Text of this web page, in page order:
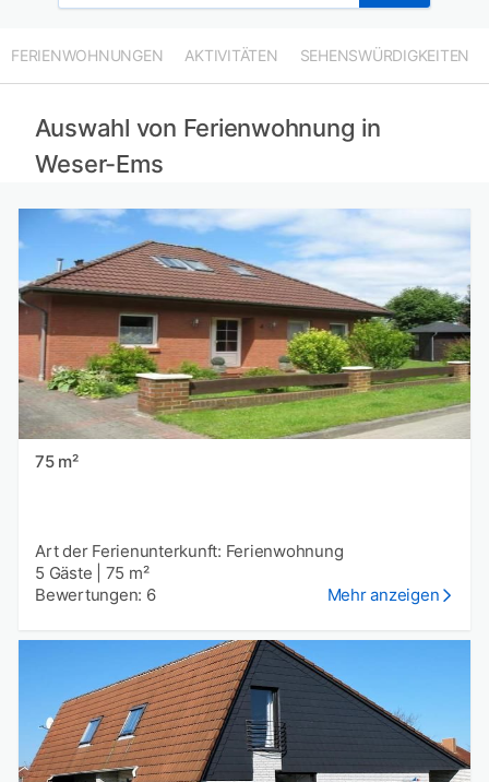
Ferienwohnungen in Norderney mieten
Ferienwohnungen in Borkum mieten
FERIENWOHNUNGEN AKTIVITÄTEN SEHENSWÜRDIGKEITEN
Auswahl von Ferienwohnung in
Weser-Ems
75 m²
Art der Ferienunterkunft: Ferienwohnung
5 Gäste
75 m²
Bewertungen: 6
Mehr anzeigen